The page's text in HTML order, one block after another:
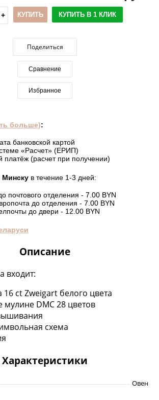
КУПИТЬ КУПИТЬ В 1 КЛИК
Поделиться
Сравнение
Избранное
больше):
банковской картой
«Расчет» (ЕРИП)
платёж (расчет при получении)
Минску в течение 1-3 дней:
почтового отделения - 7.00 BYN
до отделения - 7.00 BYN
до двери - 12.00 BYN
Описание
входит:
16 ct Zweigart белого цвета
мулине DMC 28 цветов
схема
Характеристики
Овен